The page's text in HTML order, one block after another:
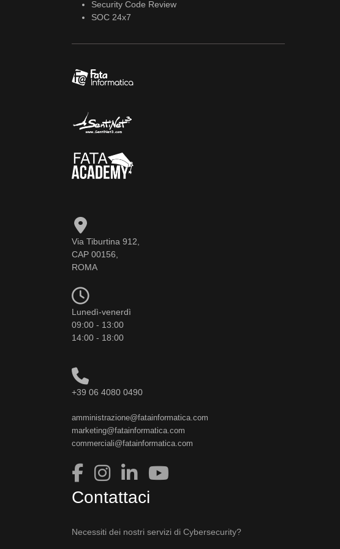
Security Code Review
SOC 24x7
Via Tiburtina 912,
CAP 00156,
ROMA
Lunedì-venerdì
09:00 - 13:00
14:00 - 18:00
+39 06 4080 0490
amministrazione@fatainformatica.com
marketing@fatainformatica.com
commerciali@fatainformatica.com
Contattaci
Necessiti dei nostri servizi di Cybersecurity?